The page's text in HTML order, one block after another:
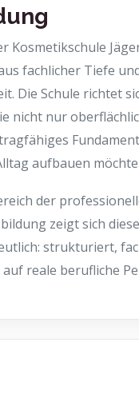
Kosmetikschule
fachlicher Tiefe
Die Schule richtet
nicht nur
aufbauen
der
zeigt sich
strukturiert,
reale berufliche